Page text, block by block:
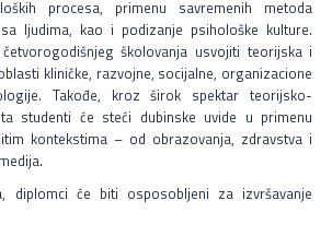
Srpski jezik
English language
procesa, primenu savremenih metoda
ljudima, kao i podizanje psihološke kulture.
školovanja usvojiti teorijska i
kliničke, razvojne, socijalne, organizacione
Takođe, kroz širok spektar teorijsko-
studenti će steći dubinske uvide u primenu
kontekstima – od obrazovanja, zdravstva i
diplomci će biti osposobljeni za izvršavanje